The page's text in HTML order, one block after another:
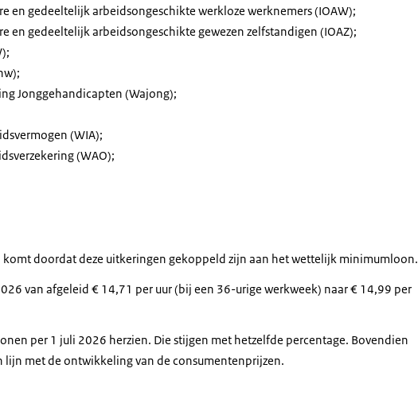
en gedeeltelijk arbeidsongeschikte werkloze werknemers (IOAW);
en gedeeltelijk arbeidsongeschikte gewezen zelfstandigen (IOAZ);
Jonggehandicapten (Wajong);
(WIA);
(WAO);
komt doordat deze uitkeringen gekoppeld zijn aan het wettelijk minimumloon.
van afgeleid € 14,71 per uur (bij een 36-urige werkweek) naar € 14,99 per
per 1 juli 2026 herzien. Die stijgen met hetzelfde percentage. Bovendien
met de ontwikkeling van de consumentenprijzen.